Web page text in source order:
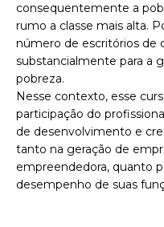
consequentemente a
rumo a classe mais alta.
número de escritórios de
substancialmente para a
pobreza.
Nesse contexto, esse
participação do
de desenvolvimento e
tanto na geração de
empreendedora, quanto
desempenho de suas